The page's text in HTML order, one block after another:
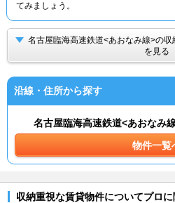
てみましょう。
名古屋臨海高速鉄道<あおなみ線>の
を見る
沿線・住所から探す
名古屋臨海高速鉄道<あおなみ
物件一覧
収納重視な賃貸物件についてプロ